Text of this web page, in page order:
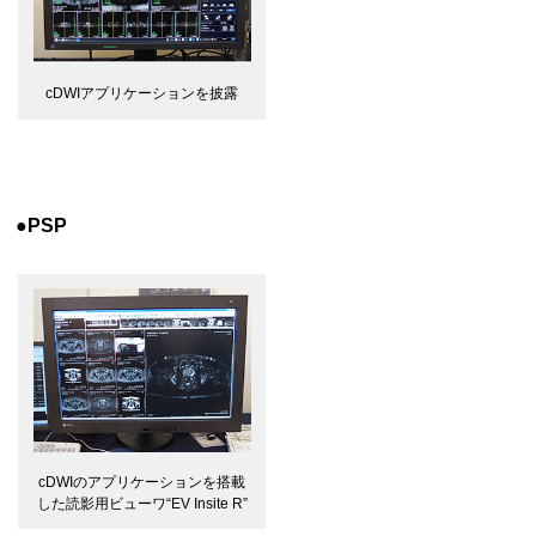
cDWIアプリケーションを披露
●PSP
cDWIのアプリケーションを搭載
した読影用ビューワ“EV Insite R”